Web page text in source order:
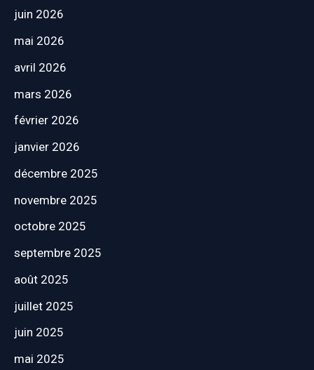
juin 2026
mai 2026
avril 2026
mars 2026
février 2026
janvier 2026
décembre 2025
novembre 2025
octobre 2025
septembre 2025
août 2025
juillet 2025
juin 2025
mai 2025